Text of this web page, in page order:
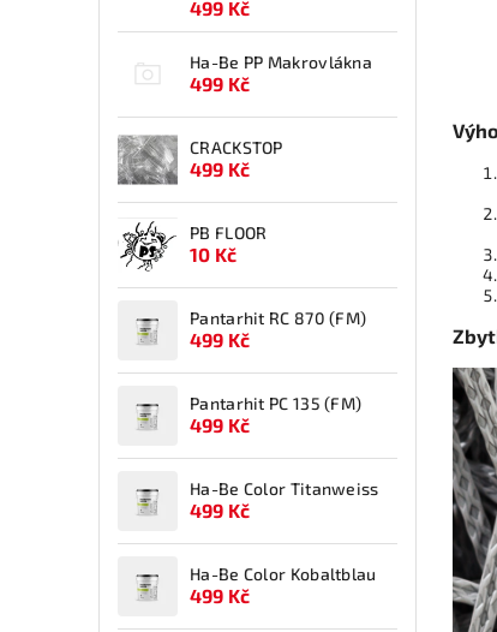
499 Kč
Ha-Be PP Makrovlákna
499 Kč
CRACKSTOP
499 Kč
PB FLOOR
10 Kč
Pantarhit RC 870 (FM)
499 Kč
Pantarhit PC 135 (FM)
499 Kč
Ha-Be Color Titanweiss
499 Kč
Ha-Be Color Kobaltblau
499 Kč